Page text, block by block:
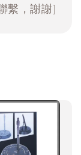
繫，謝謝]